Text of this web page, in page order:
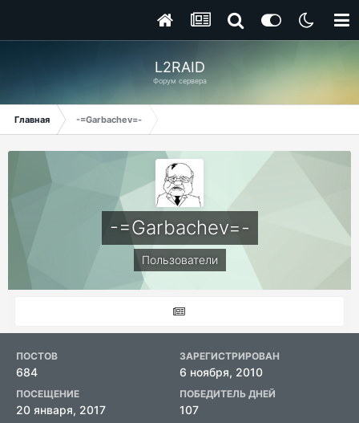
L2RAID
Форум сервера
Главная -=Garbachev=-
-=Garbachev=-
Пользователи
ПОСТОВ
684
ЗАРЕГИСТРИРОВАН
6 ноября, 2010
ПОСЕЩЕНИЕ
20 января, 2017
ПОБЕДИТЕЛЬ ДНЕЙ
107